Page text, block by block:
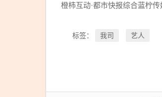
橙柿互动·都市快报综合蓝柠
标签： 我司 艺人